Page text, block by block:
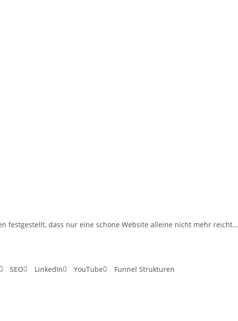
festgestellt, dass nur eine schöne Website alleine nicht mehr reicht…
SEO LinkedIn YouTube
Funnel Strukturen